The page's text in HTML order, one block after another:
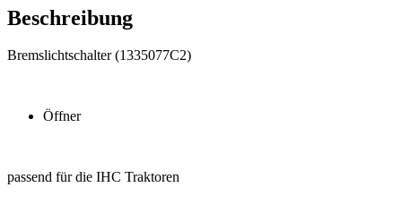
Beschreibung
Bremslichtschalter (1335077C2)
Öffner
passend für die IHC Traktoren